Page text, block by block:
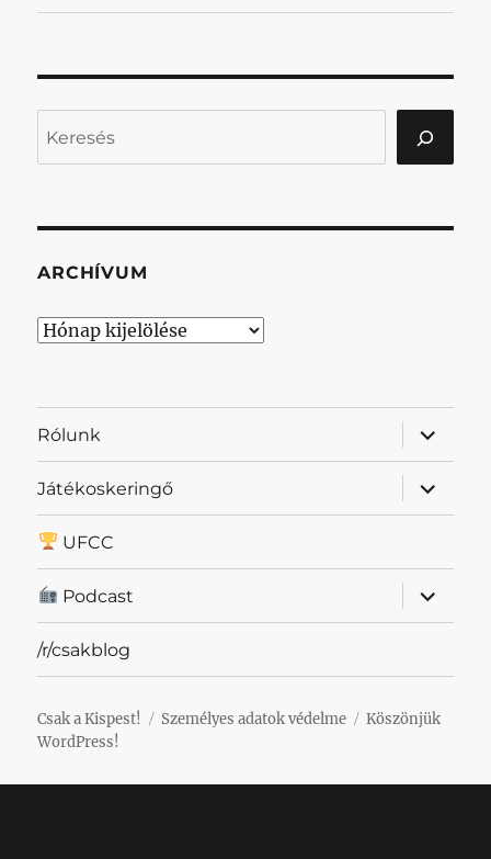
ARCHÍVUM
Archívum
Rólunk
almenü
Játékoskeringő
almenü
UFCC
Podcast
almenü
/r/csakblog
Csak a Kispest! Személyes adatok védelme
Köszönjük
WordPress!